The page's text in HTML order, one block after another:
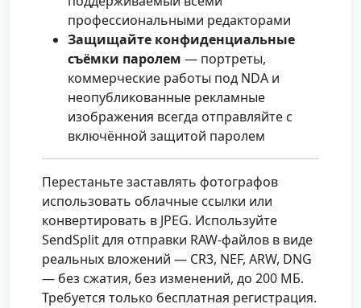
профессиональными редакторами
Защищайте конфиденциальные
съёмки паролем — портреты,
коммерческие работы под NDA и
неопубликованные рекламные
изображения всегда отправляйте с
включённой защитой паролем
Перестаньте заставлять фотографов
использовать облачные ссылки или
конвертировать в JPEG. Используйте
SendSplit для отправки RAW-файлов в виде
реальных вложений — CR3, NEF, ARW, DNG
— без сжатия, без изменений, до 200 МБ.
Требуется только бесплатная регистрация.